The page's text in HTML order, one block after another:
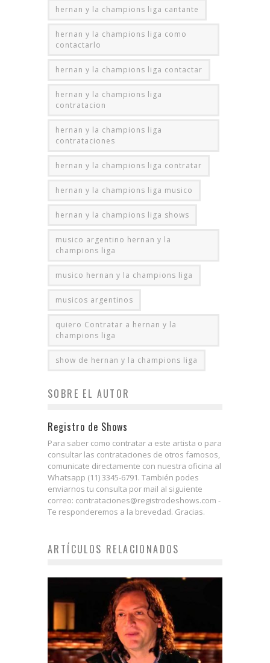
hernan y la champions liga cantante
hernan y la champions liga como
contactarlo
hernan y la champions liga contactar
hernan y la champions liga
contratacion
hernan y la champions liga
contrataciones
hernan y la champions liga contratar
hernan y la champions liga musico
hernan y la champions liga shows
musico argentino hernan y la
champions liga
musico hernan y la champions liga
musicos argentinos
quiero Contratar a hernan y la
champions liga
show de hernan y la champions liga
SOBRE EL AUTOR
Registro de Shows
Para saber como contratar a este artista o para
consultar las contrataciones de otros famosos,
comunicate directamente con nuestra oficina al
Whatsapp (11) 3345-6791. También podes
enviarnos tu consulta por mail al siguiente
correo: contrataciones@registrodeshows.com -
Te responderemos a la brevedad. Gracias.
ARTÍCULOS RELACIONADOS